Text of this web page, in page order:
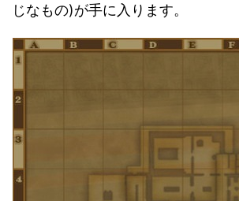
じなもの)が手に入ります。